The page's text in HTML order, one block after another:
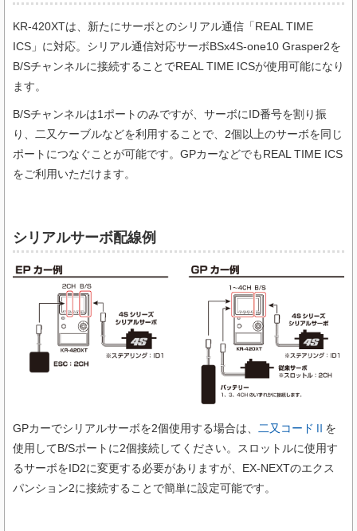
KR-420XTは、新たにサーボとのシリアル通信「REAL TIME
ICS」に対応。シリアル通信対応サーボBSx4S-one10 Grasper2を
B/Sチャンネルに接続することでREAL TIME ICSが使用可能になり
ます。
B/Sチャンネルは1ポートのみですが、サーボにID番号を割り振
り、二又ケーブルなどを利用することで、2個以上のサーボを同じ
ポートにつなぐことが可能です。GPカーなどでもREAL TIME ICS
をご利用いただけます。
シリアルサーボ配線例
GPカーでシリアルサーボを2個使用する場合は、 二又コードⅡ を
使用してB/Sポートに2個接続してください。スロットルに使用す
るサーボをID2に変更する必要がありますが、EX-NEXTのエクス
パンション2に接続することで簡単に設定可能です。